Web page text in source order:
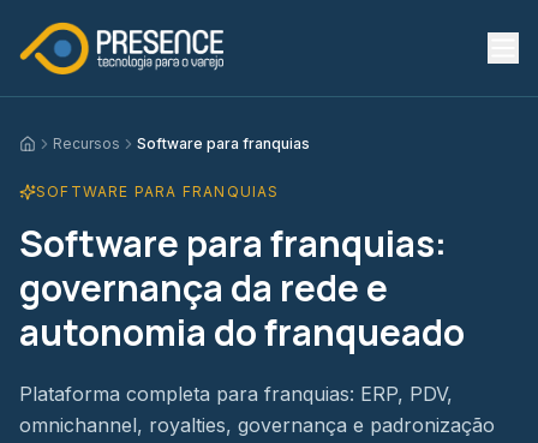
InícioRecursos Software para franquias
SOFTWARE PARA FRANQUIAS
Software para franquias:
governança da rede e
autonomia do franqueado
Plataforma completa para franquias: ERP, PDV,
omnichannel, royalties, governança e padronização